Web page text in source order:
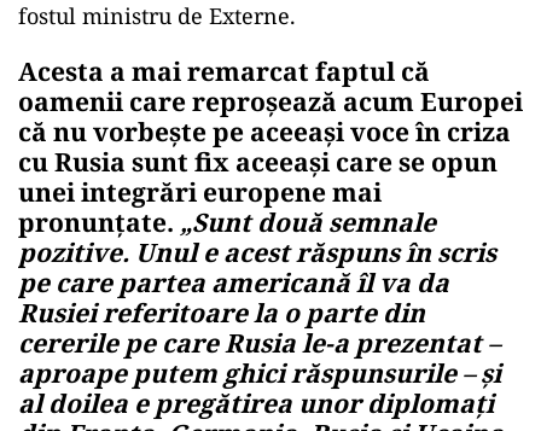
fostul ministru de Externe.
Acesta a mai remarcat faptul că
oamenii care reproșează acum Europei
că nu vorbește pe aceeași voce în criza
cu Rusia sunt fix aceeași care se opun
unei integrări europene mai
pronunțate. „Sunt două semnale
pozitive. Unul e acest răspuns în scris
pe care partea americană îl va da
Rusiei referitoare la o parte din
cererile pe care Rusia le-a prezentat –
aproape putem ghici răspunsurile – și
al doilea e pregătirea unor diplomați